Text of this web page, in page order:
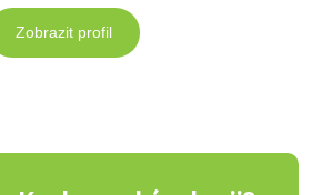
Zobrazit profil